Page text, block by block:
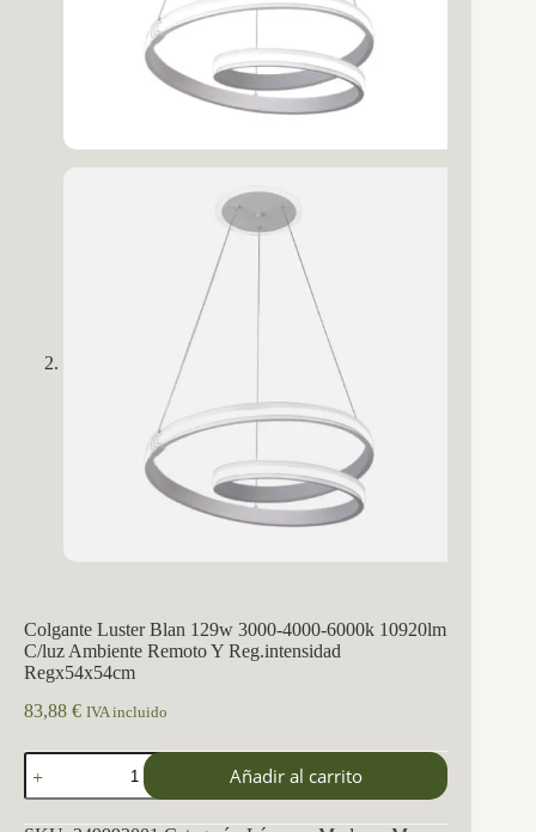
Colgante Luster Blan 129w 3000-4000-6000k 10920lm
C/luz Ambiente Remoto Y Reg.intensidad
Regx54x54cm
83,88 € IVA incluido
Colgante
Luster
Blan
129w
Añadir al carrito